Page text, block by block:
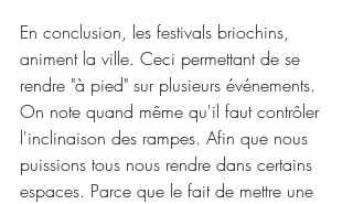
En conclusion, les festivals briochins,
animent la ville. Ceci permettant de se
rendre "à pied" sur plusieurs événements.
On note quand même qu'il faut contrôler
l'inclinaison des rampes. Afin que nous
puissions tous nous rendre dans certains
espaces. Parce que le fait de mettre une